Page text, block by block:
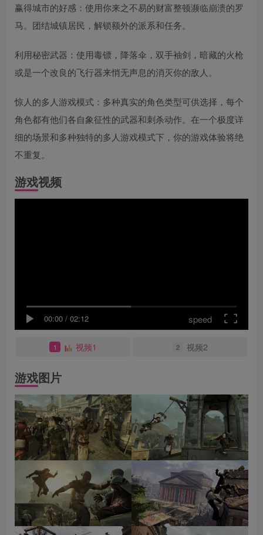
赢得城市的好感：使用你来之不易的财富整顿濒临崩溃的罗
马。团结城镇居民，解锁额外的派系和任务。
利用秘密武器：使用毒镖，降落伞，双手袖剑，暗藏的火枪
或是一个改良的飞行器来悄无声息的消灭你的敌人。
惊人的多人游戏模式：多种真实的角色类型可供选择，每个
角色都有他们各自象征性的武器和刺杀动作。在一个极度详
细的场景和多种独特的多人游戏模式下，你的游戏体验将绝
不重复。
游戏视频
00:00 / 02:12 speed
1 视频1 2 视频2
游戏图片